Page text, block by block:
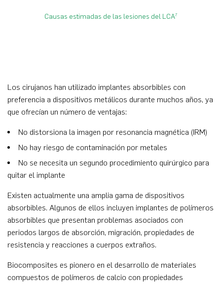
Causas estimadas de las lesiones del LCA7
Los cirujanos han utilizado implantes absorbibles con
preferencia a dispositivos metálicos durante muchos años, ya
que ofrecían un número de ventajas:
No distorsiona la imagen por resonancia magnética (IRM)
No hay riesgo de contaminación por metales
No se necesita un segundo procedimiento quirúrgico para
quitar el implante
Existen actualmente una amplia gama de dispositivos
absorbibles. Algunos de ellos incluyen implantes de polímeros
absorbibles que presentan problemas asociados con
periodos largos de absorción, migración, propiedades de
resistencia y reacciones a cuerpos extraños.
Biocomposites es pionero en el desarrollo de materiales
compuestos de polímeros de calcio con propiedades